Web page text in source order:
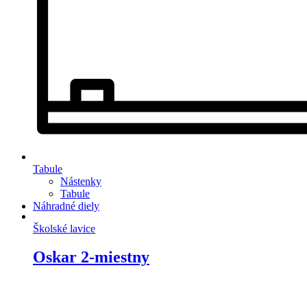
Tabule
Nástenky
Tabule
Náhradné diely
Školské lavice
Oskar 2-miestny